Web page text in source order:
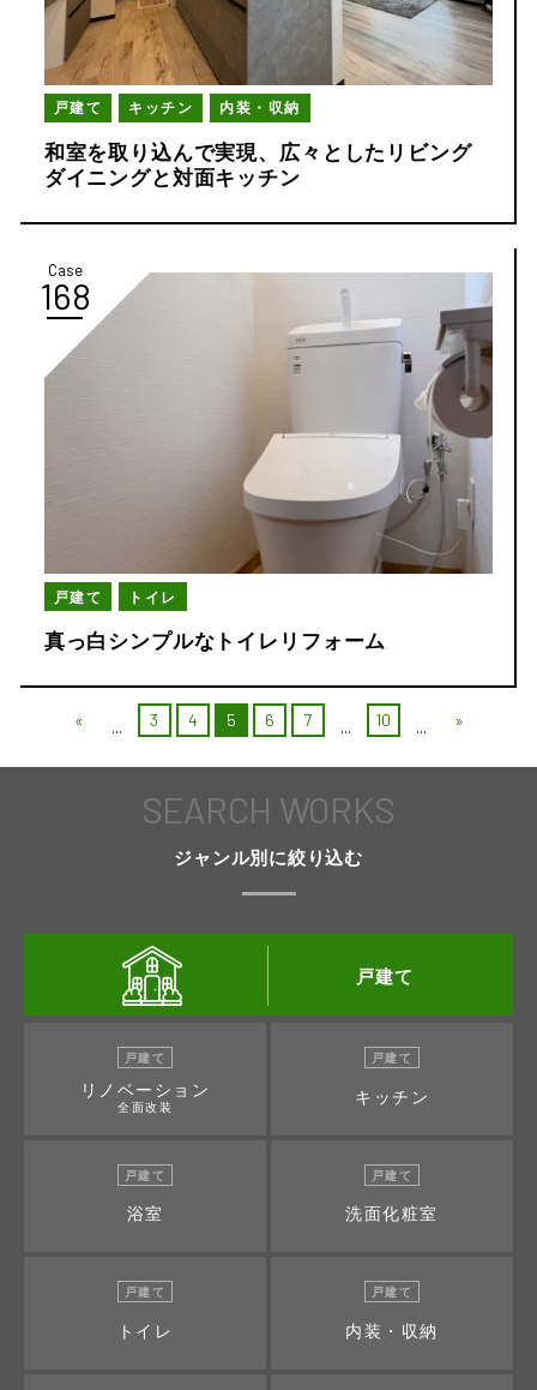
戸建て キッチン 内装・収納
和室を取り込んで実現、広々としたリビング
ダイニングと対面キッチン
Case
168
戸建て トイレ
真っ白シンプルなトイレリフォーム
« ... 3 4 5 6 7 ... 10 ... »
SEARCH WORKS
ジャンル別に絞り込む
戸建て
戸建て
リノベーション
全面改装
戸建て
キッチン
戸建て
浴室
戸建て
洗面化粧室
戸建て
トイレ
戸建て
内装・収納